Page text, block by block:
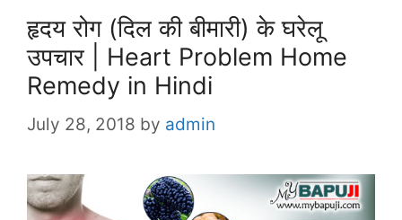
हृदय रोग (दिल की बीमारी) के घरेलू
उपचार | Heart Problem Home
Remedy in Hindi
July 28, 2018 by admin